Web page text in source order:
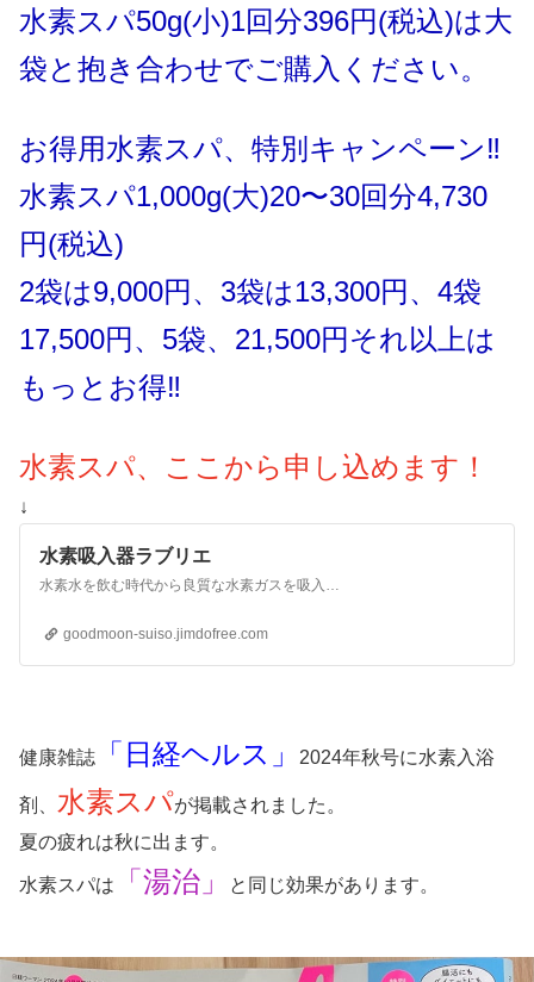
水素スパ50g(小)1回分396円(税込)は大
袋と抱き合わせでご購入ください。
お得用水素スパ、特別キャンペーン‼️
水素スパ1,000g(大)20〜30回分4,730
円(税込)
2袋は9,000円、3袋は13,300円、4袋
17,500円、5袋、21,500円それ以上は
もっとお得‼️
水素スパ、ここから申し込めます！
↓
水素吸入器ラブリエ
水素水を飲む時代から良質な水素ガスを吸入する時代へ～水素ガス吸入器に出会い難病から回復した水素アドバイザーにご相談ください。
goodmoon-suiso.jimdofree.com
健康雑誌 「日経ヘルス」 2024年秋号に水素入浴
剤、 水素スパが掲載されました。
夏の疲れは秋に出ます。
水素スパは 「湯治」 と同じ効果があります。